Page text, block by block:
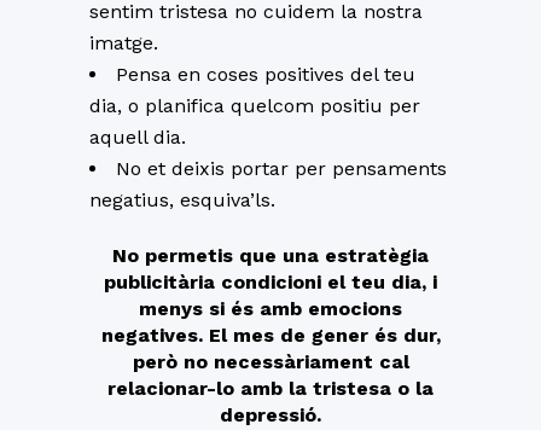
sentim tristesa no cuidem la nostra
imatge.
Pensa en coses positives del teu
dia, o planifica quelcom positiu per
aquell dia.
No et deixis portar per pensaments
negatius, esquiva’ls.
No permetis que una estratègia
publicitària condicioni el teu dia, i
menys si és amb emocions
negatives. El mes de gener és dur,
però no necessàriament cal
relacionar-lo amb la tristesa o la
depressió.